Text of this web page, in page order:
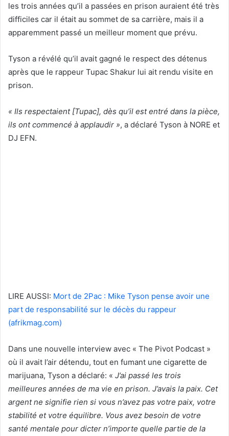
les trois années qu’il a passées en prison auraient été très
difficiles car il était au sommet de sa carrière, mais il a
apparemment passé un meilleur moment que prévu.
Tyson a révélé qu’il avait gagné le respect des détenus
après que le rappeur Tupac Shakur lui ait rendu visite en
prison.
« Ils respectaient [Tupac], dès qu’il est entré dans la pièce,
ils ont commencé à applaudir », a déclaré Tyson à NORE et
DJ EFN.
LIRE AUSSI: Mort de 2Pac : Mike Tyson pense avoir une
part de responsabilité sur le décès du rappeur
(afrikmag.com)
Dans une nouvelle interview avec « The Pivot Podcast »
où il avait l’air détendu, tout en fumant une cigarette de
marijuana, Tyson a déclaré: « J’ai passé les trois
meilleures années de ma vie en prison. J’avais la paix. Cet
argent ne signifie rien si vous n’avez pas votre paix, votre
stabilité et votre équilibre. Vous avez besoin de votre
santé mentale pour dicter n’importe quelle partie de la